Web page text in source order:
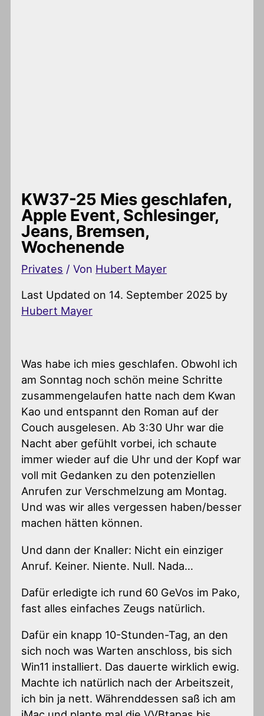
KW37-25 Mies geschlafen,
Apple Event, Schlesinger,
Jeans, Bremsen,
Wochenende
Privates / Von Hubert Mayer
Last Updated on 14. September 2025 by
Hubert Mayer
Was habe ich mies geschlafen. Obwohl ich
am Sonntag noch schön meine Schritte
zusammengelaufen hatte nach dem Kwan
Kao und entspannt den Roman auf der
Couch ausgelesen. Ab 3:30 Uhr war die
Nacht aber gefühlt vorbei, ich schaute
immer wieder auf die Uhr und der Kopf war
voll mit Gedanken zu den potenziellen
Anrufen zur Verschmelzung am Montag.
Und was wir alles vergessen haben/besser
machen hätten können.
Und dann der Knaller: Nicht ein einziger
Anruf. Keiner. Niente. Null. Nada…
Dafür erledigte ich rund 60 GeVos im Pako,
fast alles einfaches Zeugs natürlich.
Dafür ein knapp 10-Stunden-Tag, an den
sich noch was Warten anschloss, bis sich
Win11 installiert. Das dauerte wirklich ewig.
Machte ich natürlich nach der Arbeitszeit,
ich bin ja nett. Währenddessen saß ich am